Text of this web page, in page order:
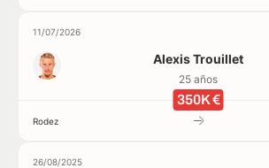
11/07/2026
Alexis Trouillet
25 años
350K €
Rodez
26/08/2025